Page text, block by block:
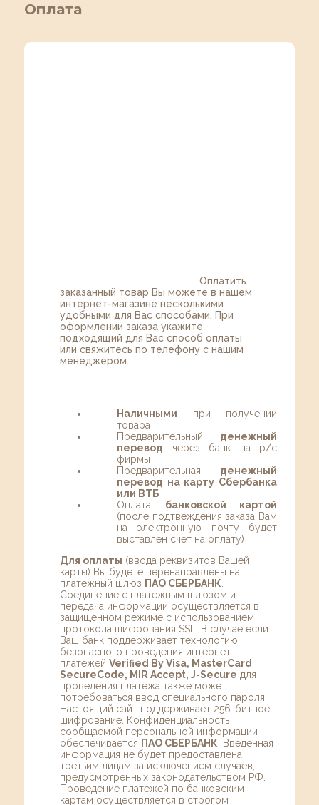
Оплата
Оплатить
заказанный товар Вы можете в нашем
интернет-магазине несколькими
удобными для Вас способами. При
оформлении заказа укажите
подходящий для Вас способ оплаты
или свяжитесь по телефону с нашим
менеджером.
Наличными при получении
товара
Предварительный денежный
перевод через банк на р/с
фирмы
Предварительная денежный
перевод на карту Сбербанка
или ВТБ
Оплата банковской картой
(после подтвеждения заказа Вам
на электронную почту будет
выставлен счет на оплату)
Для оплаты (ввода реквизитов Вашей
карты) Вы будете перенаправлены на
платежный шлюз ПАО СБЕРБАНК
Соединение с платежным шлюзом и
передача информации осуществляется в
защищенном режиме с использованием
протокола шифрования SSL. В случае если
Ваш банк поддерживает технологию
безопасного проведения интернет-
платежей Verified By Visa, MasterCard
SecureCode, MIR Accept, J-Secure для
проведения платежа также может
потребоваться ввод специального пароля.
Настоящий сайт поддерживает 256-битное
шифрование. Конфиденциальность
сообщаемой персональной информации
обеспечивается ПАО СБЕРБАНК . Введенная
информация не будет предоставлена
третьим лицам за исключением случаев,
предусмотренных законодательством РФ.
Проведение платежей по банковским
картам осуществляется в строгом